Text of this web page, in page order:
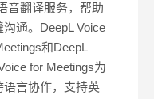
音翻译服务，帮助
通。DeepL Voice
和DeepL
for Meetings为
言协作，支持英